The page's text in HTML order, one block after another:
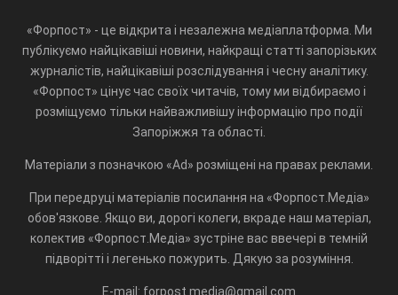
«Форпост» - це відкрита і незалежна медіаплатформа. Ми
публікуємо найцікавіші новини, найкращі статті запорізьких
журналістів, найцікавіші розслідування і чесну аналітику.
«Форпост» цінує час своїх читачів, тому ми відбираємо і
розміщуємо тільки найважливішу інформацію про події
Запоріжжя та області.
Матеріали з позначкою «Ad» розміщені на правах реклами.
При передруці матеріалів посилання на «Форпост.Медіа»
обов'язкове. Якщо ви, дорогі колеги, вкраде наш матеріал,
колектив «Форпост.Медіа» зустріне вас ввечері в темній
підворітті і легенько пожурить. Дякую за розуміння.
E-mail: forpost.media@gmail.com